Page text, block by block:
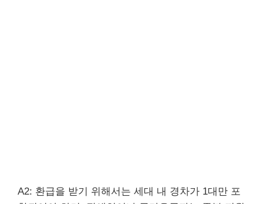
A2: 환급을 받기 위해서는 세대 내 경차가 1대만 포